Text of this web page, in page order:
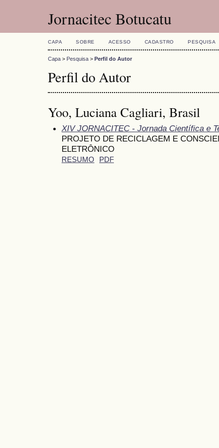
Jornacitec Botucatu
CAPA SOBRE ACESSO CADASTRO PESQUISA
Capa > Pesquisa > Perfil do Autor
Perfil do Autor
Yoo, Luciana Cagliari, Brasil
XIV JORNACITEC - Jornada Científica e
PROJETO DE RECICLAGEM E
ELETRÔNICO
RESUMO PDF